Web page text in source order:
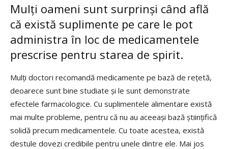
Mulți oameni sunt surprinși când află
că există suplimente pe care le pot
administra în loc de medicamentele
prescrise pentru starea de spirit.
Mulți doctori recomandă medicamente pe bază de rețetă,
deoarece sunt bine studiate și le sunt demonstrate
efectele farmacologice. Cu suplimentele alimentare există
mai multe probleme, pentru că nu au aceeași bază științifică
solidă precum medicamentele. Cu toate acestea, există
destule dovezi credibile pentru unele dintre ele. Mai jos